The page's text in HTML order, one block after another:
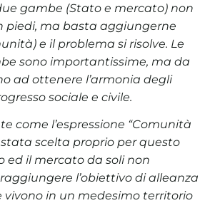
gambe (Stato e mercato) non
piedi, ma basta aggiungerne
e il problema si risolve. Le
sono importantissime, ma da
ad ottenere l’armonia degli
sociale e civile.
come l’espressione “Comunità
scelta proprio per questo
ed il mercato da soli non
l’obiettivo di alleanza
vivono in un medesimo territorio